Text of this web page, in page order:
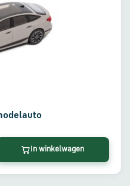
In winkelwagen